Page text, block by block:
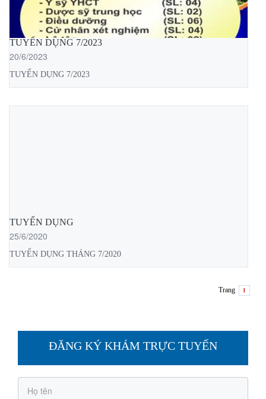
TUYỂN DỤNG 7/2023
20/6/2023
TUYỂN DỤNG 7/2023
TUYỂN DỤNG
25/6/2020
TUYỂN DỤNG THÁNG 7/2020
Trang 1
ĐĂNG KÝ KHÁM TRỰC TUYẾN